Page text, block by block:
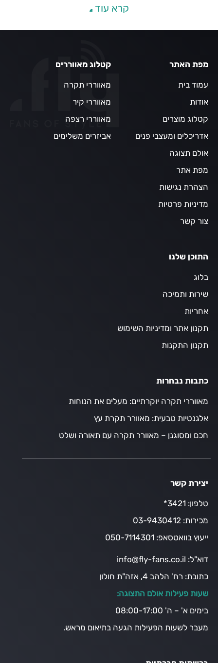
קרא עוד
מפת האתר
עמוד בית
אודות
קטלוג מוצרים
אדריכלים ומעצבי פנים
אולם תצוגה
מפת אתר
הצהרת נגישות
מדיניות פרטיות
צור קשר
קטלוג מאווררים
מאווררי תקרה
מאווררי קיר
מאווררי רצפה
אביזרים משלימים
התוכן שלנו
בלוג
שירות ותמיכה
אחריות
תקנון אתר ומדיניות השימוש
תקנון התקנות
כתבות נבחרות
מאווררי תקרה יוקרתיים: מעלים את הנוחות
אלגנטיות טבעית: מאוורר תקרת עץ
חכם ומסוגנן – מאוורר תקרה עם תאורה ושלט
יצירת קשר
טלפון: 3421*
מכירות: 03-9430412
ייעוץ בוואטסאפ: 050-7114301
דוא"ל: info@fly-fans.co.il
כתובת: רח' הלהב 4, אזה"ת חולון
שעות פעילות אולם התצוגה:
בימים א' – ה' 08:00-17:00
מעבר לשעות הפעילות הגעה בתיאום מראש.